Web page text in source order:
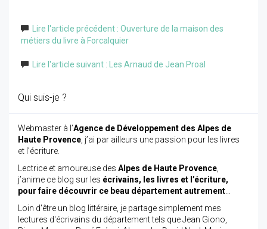
Lire l'article précédent : Ouverture de la maison des
métiers du livre à Forcalquier
Lire l'article suivant : Les Arnaud de Jean Proal
Qui suis-je ?
Webmaster à l’Agence de Développement des Alpes de
Haute Provence , j’ai par ailleurs une passion pour les livres
et l’écriture.
Lectrice et amoureuse des Alpes de Haute Provence
j’anime ce blog sur les écrivains, les livres et l’écriture,
pour faire découvrir ce beau département autrement
Loin d'être un blog littéraire, je partage simplement mes
lectures d'écrivains du département tels que Jean Giono,